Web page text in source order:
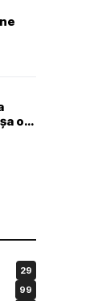
o
29
99